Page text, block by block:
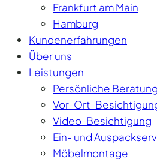
Frankfurt am Main
Hamburg
Kundenerfahrungen
Über uns
Leistungen
Persönliche Beratung
Vor-Ort-
Video-Besichtigung
Ein- und
Möbelmontage